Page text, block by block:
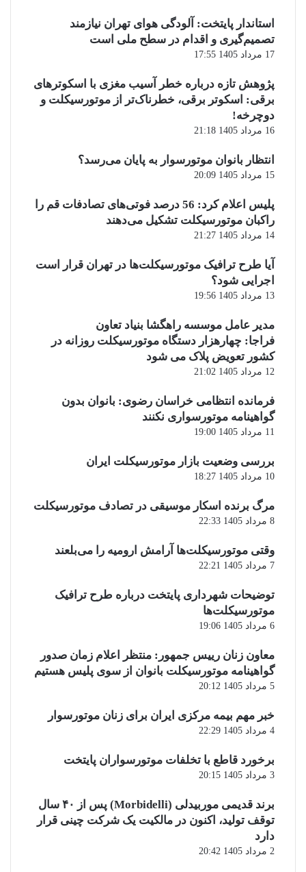
استاندار پایتخت: آلودگی هوای تهران نیازمند
تصمیم‌گیری و اقدام در سطح ملی است
17 مرداد 1405 17:55
پژوهش تازه درباره خطر آسیب مغزی با اسکوترهای
برقی: اسکوتر برقی، خطرناک‌تر از موتورسیکلت و
دوچرخه!
16 مرداد 1405 21:18
انتظار بانوان موتورسوار به پایان می‌رسد؟
15 مرداد 1405 20:09
پلیس اعلام کرد: 56 درصد فوتی‌های تصادفات قم را
راکبان موتورسیکلت تشکیل می‌دهند
14 مرداد 1405 21:27
آیا طرح ترافیک موتورسیکلت‌ها در تهران قرار است
اجرایی شود؟
13 مرداد 1405 19:56
مدیر عامل موسسه راهگشا بنیاد تعاون
فراجا: چهارهزار دستگاه موتورسیکلت روزانه در
کشور تعویض پلاک می شود
12 مرداد 1405 21:02
فرمانده انتظامی خراسان رضوی: بانوان بدون
گواهینامه موتورسواری نکنند
11 مرداد 1405 19:00
بررسی وضعیت بازار موتورسیکلت ایران
10 مرداد 1405 18:27
مرگ برنده اسکار موسیقی در تصادف موتورسیکلت
8 مرداد 1405 22:33
وقتی موتورسیکلت‌ها آرامش ارومیه را می‌بلعند
7 مرداد 1405 22:21
توضیحات شهرداری پایتخت درباره طرح ترافیک
موتورسیکلت‌ها
6 مرداد 1405 19:06
معاون زنان رییس جمهور: منتظر اعلام زمان صدور
گواهینامه موتورسیکلت بانوان از سوی پلیس هستیم
5 مرداد 1405 20:12
خبر مهم بیمه مرکزی ایران برای زنان موتورسوار
4 مرداد 1405 22:29
برخورد قاطع با تخلفات موتورسواران پایتخت
3 مرداد 1405 20:15
برند قدیمی موربیدلی (Morbidelli) پس از ۴۰ سال
توقف تولید، اکنون در مالکیت یک شرکت چینی قرار
دارد
2 مرداد 1405 20:42